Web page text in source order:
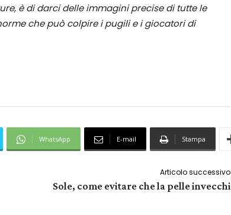
è di darci delle immagini precise di tutte le
che può colpire i pugili e i giocatori di
WhatsApp E-mail Stampa
Articolo successivo
Sole, come evitare che la pelle invecchi